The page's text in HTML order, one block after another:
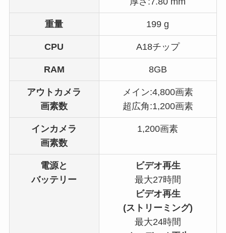
重量 199 g
CPU A18チップ
RAM 8GB
アウトカメラ
画素数
メイン:4,800画素
超広角:1,200画素
インカメラ
画素数
1,200画素
電源と
バッテリー
ビデオ再生
最大27時間
ビデオ再生
(ストリーミング)
最大24時間